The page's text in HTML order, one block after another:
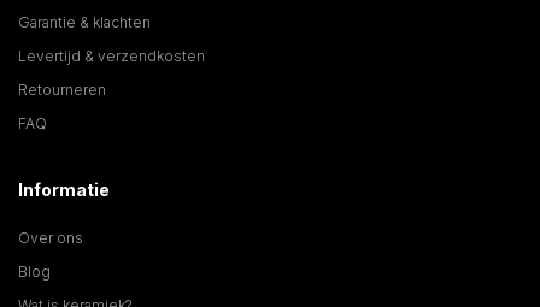
Garantie & klachten
Levertijd & verzendkosten
Retourneren
FAQ
Informatie
Over ons
Blog